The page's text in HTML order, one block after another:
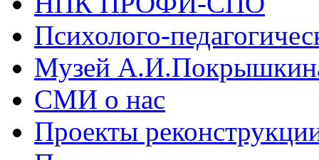
Психолого-
Музей
СМИ о нас
Проекты